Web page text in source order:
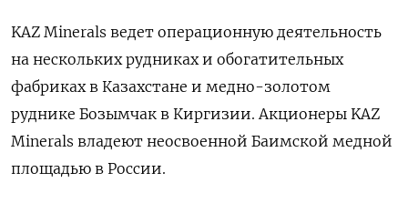
KAZ Minerals ведет операционную деятельность
на нескольких рудниках и обогатительных
фабриках в Казахстане и медно-золотом
руднике Бозымчак в Киргизии. Акционеры KAZ
Minerals владеют неосвоенной Баимской медной
площадью в России.